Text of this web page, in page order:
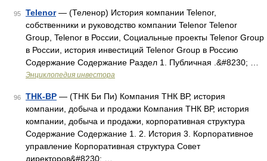
95 Telenor— (Теленор) История компании Telenor,
собственники и руководство компании Telenor Telenor
Group, Telenor в России, Социальные проекты Telenor Group
в России, история инвестиций Telenor Group в Россию
Содержание Содержание Раздел 1. Публичная .&#8230; …
Энциклопедия инвестора
96 ТНК-ВР — (ТНК Би Пи) Компания ТНК ВР, история
компании, добыча и продажи Компания ТНК ВР, история
компании, добыча и продажи, корпоративная структура
Содержание Содержание 1. 2. История 3. Корпоративное
управление Корпоративная структура Совет
директоров&#8230; …